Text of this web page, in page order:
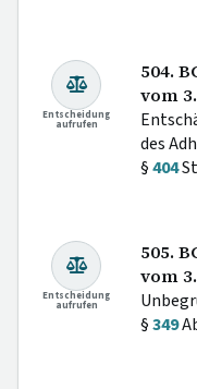
Entscheidung
aufrufen
504.
vom
des
§404
Entscheidung
aufrufen
505.
vom
§349